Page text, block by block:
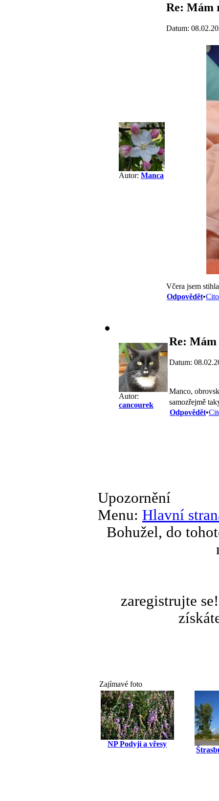
Autor: Manca
Re: Mám
Datum:
Včera jsem
Odpovědět•
Autor:
cancourek
Re: Mám
Datum:
Manco,
samozřejmě
Odpovědět•
Upozornění
Menu: Hlavní
Bohužel, do
zaregistrujte
Zajímavé foto
NP Podyjí a vřesy